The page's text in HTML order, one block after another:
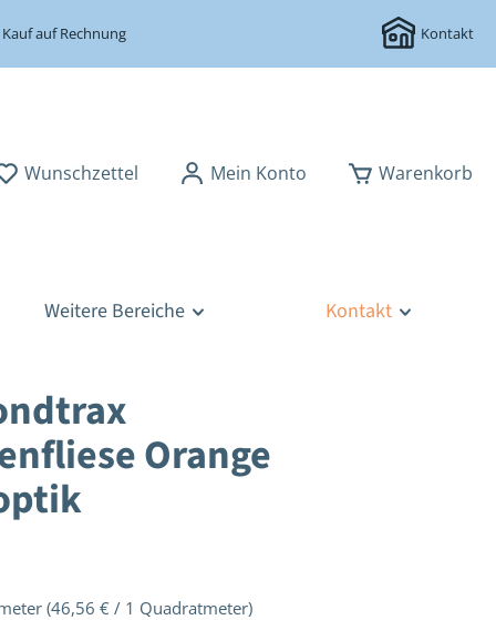
auf Rechnung Kontakt
Wunschzettel Mein Konto Warenkorb
Weitere Bereiche Kontakt
Orange
(46,56 € / 1 Quadratmeter)